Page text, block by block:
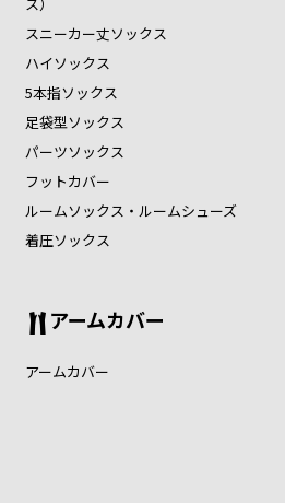
スニーカー丈ソックス
ハイソックス
5本指ソックス
足袋型ソックス
パーツソックス
フットカバー
ルームソックス・ルームシューズ
着圧ソックス
アームカバー
アームカバー